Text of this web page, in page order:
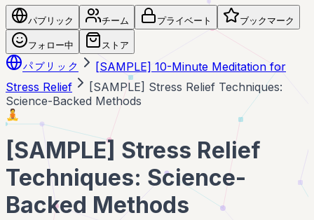
パブリック チーム プライベート ブックマーク
フォロー中 ストア
パブリック
[SAMPLE] 10-Minute Meditation for
Stress Relief
[SAMPLE] Stress Relief Techniques:
Science-Backed Methods
🧘
[SAMPLE] Stress Relief
Techniques: Science-
Backed Methods